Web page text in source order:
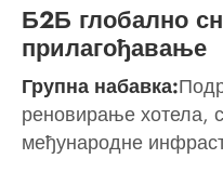
Б2Б глобално
прилагођавање
Групна набавка:
реновирање хотела,
међународне